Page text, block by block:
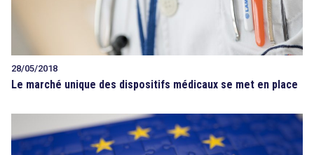
28/05/2018
Le marché unique des dispositifs médicaux se met en place